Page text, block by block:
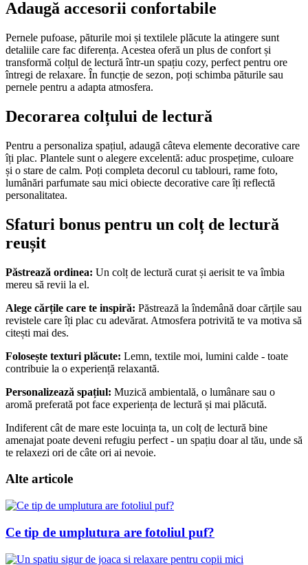
Adaugă accesorii confortabile
Pernele pufoase, păturile moi și textilele plăcute la atingere sunt
detaliile care fac diferența. Acestea oferă un plus de confort și
transformă colțul de lectură într-un spațiu cozy, perfect pentru ore
întregi de relaxare. În funcție de sezon, poți schimba păturile sau
pernele pentru a adapta atmosfera.
Decorarea colțului de lectură
Pentru a personaliza spațiul, adaugă câteva elemente decorative care
îți plac. Plantele sunt o alegere excelentă: aduc prospețime, culoare
și o stare de calm. Poți completa decorul cu tablouri, rame foto,
lumânări parfumate sau mici obiecte decorative care îți reflectă
personalitatea.
Sfaturi bonus pentru un colț de lectură
reușit
Păstrează ordinea: Un colț de lectură curat și aerisit te va îmbia
mereu să revii la el.
Alege cărțile care te inspiră: Păstrează la îndemână doar cărțile sau
revistele care îți plac cu adevărat. Atmosfera potrivită te va motiva să
citești mai des.
Folosește texturi plăcute: Lemn, textile moi, lumini calde - toate
contribuie la o experiență relaxantă.
Personalizează spațiul: Muzică ambientală, o lumânare sau o
aromă preferată pot face experiența de lectură și mai plăcută.
Indiferent cât de mare este locuința ta, un colț de lectură bine
amenajat poate deveni refugiu perfect - un spațiu doar al tău, unde să
te relaxezi ori de câte ori ai nevoie.
Alte articole
Ce tip de umplutura are fotoliul puf?